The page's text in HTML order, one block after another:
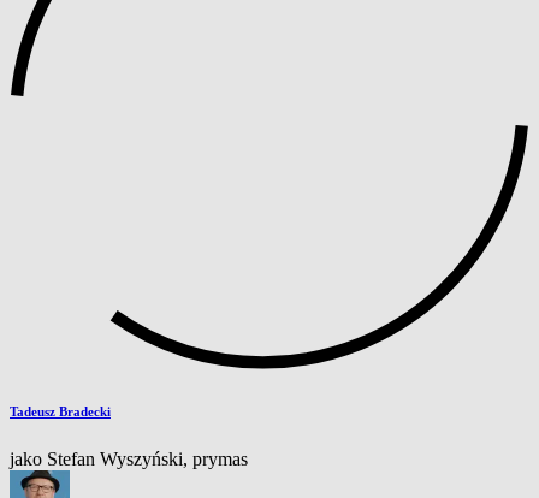
Tadeusz Bradecki
jako Stefan Wyszyński, prymas